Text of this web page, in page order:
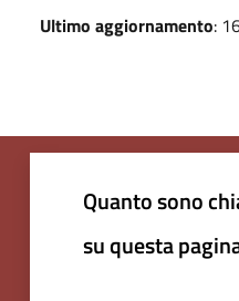
Ultimo aggiornamento:
Quanto sono
su questa